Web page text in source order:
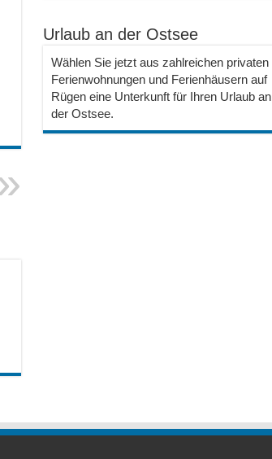
Urlaub an der Ostsee
Wählen Sie jetzt aus zahlreichen privaten
Ferienwohnungen und Ferienhäusern auf
Rügen eine Unterkunft für Ihren Urlaub an
der Ostsee.